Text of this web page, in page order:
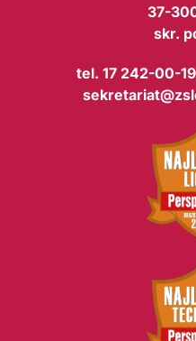
37-
skr.
tel. 17 242-00-